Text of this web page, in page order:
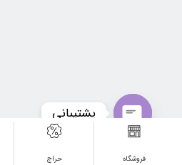
فروشگاه
پشتیبانی